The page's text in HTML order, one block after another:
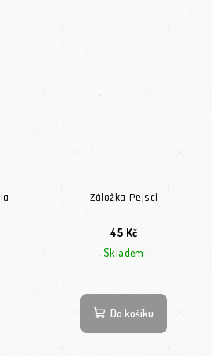
Záložka Pejsci
45 Kč
Skladem
Do košíku